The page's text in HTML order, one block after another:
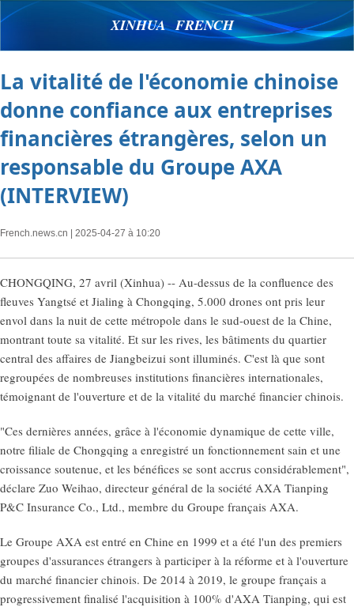
XINHUA FRENCH
La vitalité de l'économie chinoise
donne confiance aux entreprises
financières étrangères, selon un
responsable du Groupe AXA
(INTERVIEW)
French.news.cn | 2025-04-27 à 10:20
CHONGQING, 27 avril (Xinhua) -- Au-dessus de la confluence des
fleuves Yangtsé et Jialing à Chongqing, 5.000 drones ont pris leur
envol dans la nuit de cette métropole dans le sud-ouest de la Chine,
montrant toute sa vitalité. Et sur les rives, les bâtiments du quartier
central des affaires de Jiangbeizui sont illuminés. C'est là que sont
regroupées de nombreuses institutions financières internationales,
témoignant de l'ouverture et de la vitalité du marché financier chinois.
"Ces dernières années, grâce à l'économie dynamique de cette ville,
notre filiale de Chongqing a enregistré un fonctionnement sain et une
croissance soutenue, et les bénéfices se sont accrus considérablement",
déclare Zuo Weihao, directeur général de la société AXA Tianping
P&C Insurance Co., Ltd., membre du Groupe français AXA.
Le Groupe AXA est entré en Chine en 1999 et a été l'un des premiers
groupes d'assurances étrangers à participer à la réforme et à l'ouverture
du marché financier chinois. De 2014 à 2019, le groupe français a
progressivement finalisé l'acquisition à 100% d'AXA Tianping, qui est